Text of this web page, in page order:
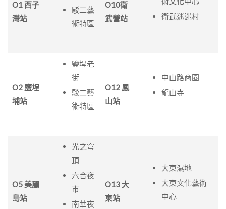
O1 西子
灣站
駁二藝
術特區
O10衛
武營站
衛武迷迷村
O2 鹽埕
埔站
鹽埕老
街
駁二藝
術特區
O12 鳳
山站
中山路商圈
龍山寺
O5 美麗
島站
光之穹
頂
六合夜
市
南華夜
O13 大
東站
大東濕地
大東文化藝術
中心